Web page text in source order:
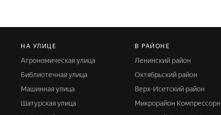
НА УЛИЦЕ
Агрономическая улица
Библиотечная улица
Машинная улица
Шатурская улица
В РАЙОНЕ
Ленинский район
Октябрьский район
Верх-Исетский район
Микрорайон